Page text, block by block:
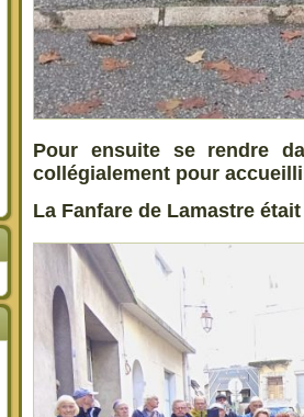
Pour ensuite se rendre
collégialement pour
La Fanfare de Lamastre